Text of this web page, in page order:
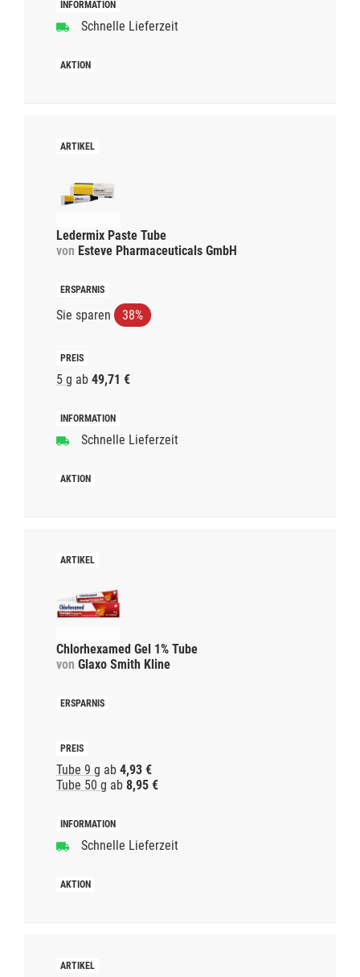
Schnelle Lieferzeit
Ledermix Paste Tube
von Esteve Pharmaceuticals GmbH
Sie sparen 38%
5 g ab 49,71 €
Schnelle Lieferzeit
Chlorhexamed Gel 1% Tube
von Glaxo Smith Kline
Tube 9 g ab 4,93 €
Tube 50 g ab 8,95 €
Schnelle Lieferzeit